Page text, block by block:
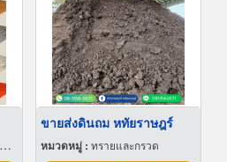
ขายส่งดินถม หทัยราษฎร์
หมวดหมู่ : ทรายและกรวด